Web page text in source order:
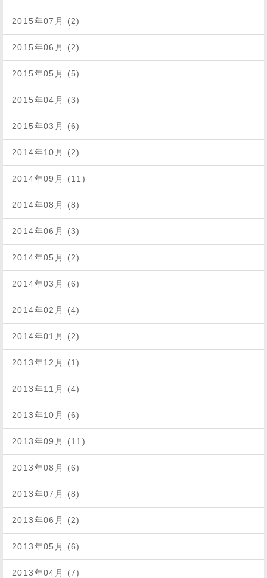
2015年07月 (2)
2015年06月 (2)
2015年05月 (5)
2015年04月 (3)
2015年03月 (6)
2014年10月 (2)
2014年09月 (11)
2014年08月 (8)
2014年06月 (3)
2014年05月 (2)
2014年03月 (6)
2014年02月 (4)
2014年01月 (2)
2013年12月 (1)
2013年11月 (4)
2013年10月 (6)
2013年09月 (11)
2013年08月 (6)
2013年07月 (8)
2013年06月 (2)
2013年05月 (6)
2013年04月 (7)